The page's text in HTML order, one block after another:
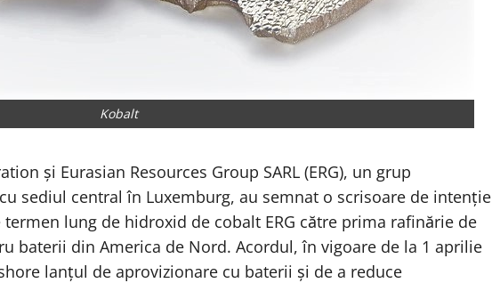
Kobalt
și Eurasian Resources Group SARL (ERG), un grup
sediul central în Luxemburg, au semnat o scrisoare de intenție
lung de hidroxid de cobalt ERG către prima rafinărie de
baterii din America de Nord. Acordul, în vigoare de la 1 aprilie
lanțul de aprovizionare cu baterii și de a reduce